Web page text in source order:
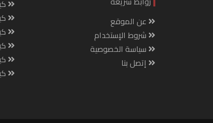
عن الموقع
شروط الإستخدام
سياسة الخصوصية
إتصل بنا